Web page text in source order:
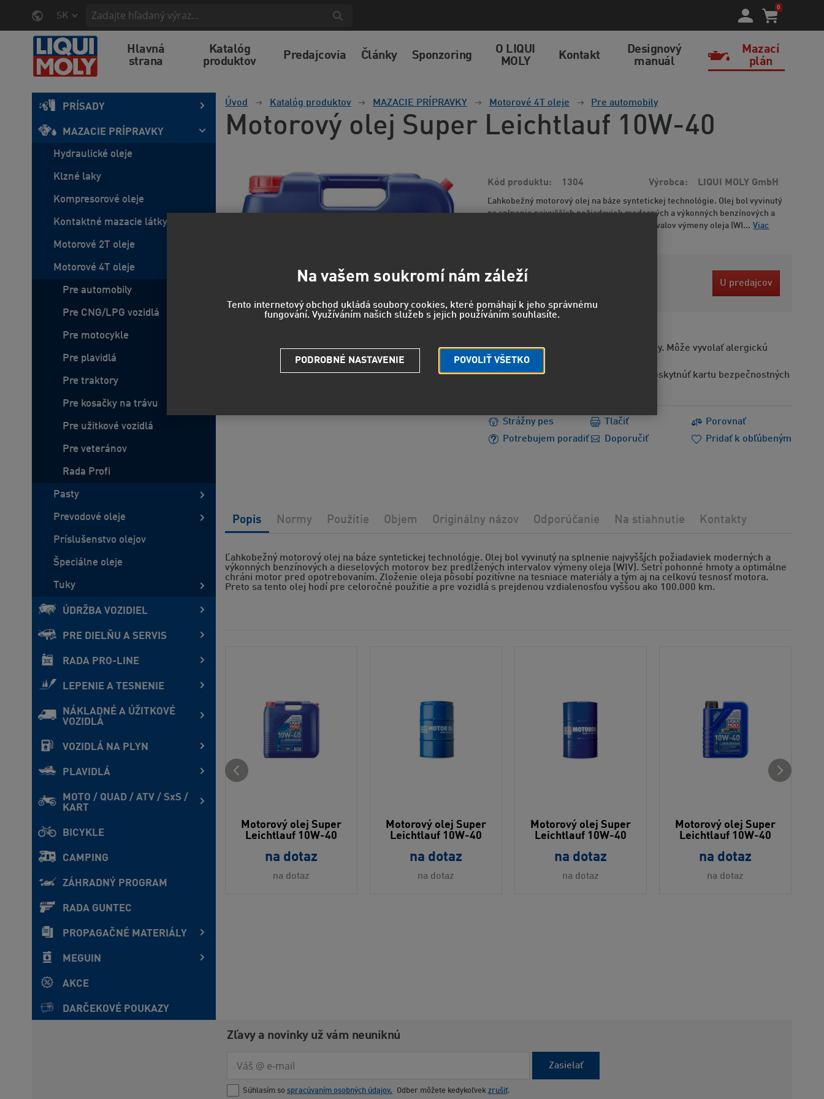
SK
0
Hlavná
strana
Katalóg
produktov
Predajcovia Články Sponzoring
O LIQUI
MOLY
Kontakt
Designový
manuál
Mazací
plán
PRÍSADY
MAZACIE PRÍPRAVKY
Hydraulické oleje
Klzné laky
Kompresorové oleje
Kontaktné mazacie látky
Motorové 2T oleje
Motorové 4T oleje
Pre automobily
Pre CNG/LPG vozidlá
Pre motocykle
Pre plavidlá
Pre traktory
Pre kosačky na trávu
Pre užitkové vozidlá
Pre veteránov
Rada Profi
Pasty
Prevodové oleje
Príslušenstvo olejov
Špeciálne oleje
Tuky
ÚDRŽBA VOZIDIEL
PRE DIELŇU A SERVIS
RADA PRO-LINE
LEPENIE A TESNENIE
NÁKLADNÉ A ÚŽITKOVÉ
VOZIDLÁ
VOZIDLÁ NA PLYN
PLAVIDLÁ
MOTO / QUAD / ATV / SxS /
KART
BICYKLE
CAMPING
ZÁHRADNÝ PROGRAM
RADA GUNTEC
PROPAGAČNÉ MATERIÁLY
MEGUIN
AKCE
DARČEKOVÉ POUKAZY
Úvod Katalóg produktov MAZACIE PRÍPRAVKY Motorové 4T oleje Pre automobily
Motorový olej Super Leichtlauf 10W-40
Kód produktu 1304 Výrobca LIQUI MOLY GmbH
Ľahkobežný motorový olej na báze syntetickej technológie. Olej bol vyvinutý
na splnenie najvyšších požiadaviek moderných a výkonných benzínových a
dieselových motorov bez predĺžených intervalov výmeny oleja (WI... Viac
260 EUR U predajcov
EUH208 - Obsahuje alergénne látky. Môže vyvolať alergickú
reakciu.
EUH210 - Na požiadanie možno poskytnúť kartu bezpečnostných
Strážny pes
Porovnať
Potrebujem poradiť
Doporučiť
Tlačiť
Pridať k obľúbeným
Ľahkobežný motorový olej na báze syntetickej technológie. Olej bol vyvinutý na splnenie najvyšších požiadaviek moderných a
výkonných benzínových a dieselových motorov bez predĺžených intervalov výmeny oleja (WIV). Šetrí pohonné hmoty a optimálne
chráni motor pred opotrebovaním. Zloženie oleja pôsobí pozitívne na tesniace materiály a tým aj na celkovú tesnosť motora.
Preto sa tento olej hodí pre celoročné použitie a pre vozidlá s prejdenou vzdialenosťou vyššou ako 100.000 km.
Popis Normy Použitie Objem Originálny názov Odporúčanie Na stiahnutie Kontakty
Motorový olej Super
Leichtlauf 10W-40
na dotaz
na dotaz
Motorový olej Super
Leichtlauf 10W-40
na dotaz
na dotaz
Motorový olej Super
Leichtlauf 10W-40
na dotaz
na dotaz
Motorový olej Super
Leichtlauf 10W-40
na dotaz
na dotaz
Zľavy a novinky už vám neuniknú
Zasielať
Súhlasím so spracúvaním osobných údajov. Odber môžete kedykoľvek zrušiť.
Na vašem soukromí nám záleží
Tento internetový obchod ukládá soubory cookies, které pomáhají k jeho správnému
fungování. Využíváním našich služeb s jejich používáním souhlasíte.
POVOLIŤ VŠETKO
PODROBNÉ NASTAVENIE